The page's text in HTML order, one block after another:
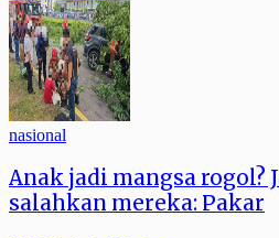
nasional
Anak jadi mangsa rogol?
salahkan mereka: Pakar